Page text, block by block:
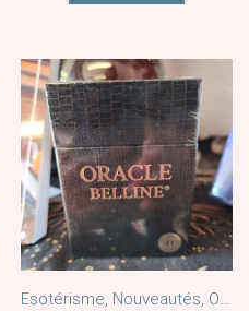
Esotérisme, Nouveautés, Oracles